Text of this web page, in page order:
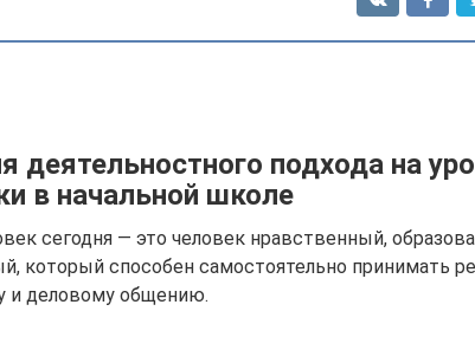
деятельностного подхода на
в начальной школе
сегодня — это человек нравственный,
который способен самостоятельно принимать
и деловому общению.